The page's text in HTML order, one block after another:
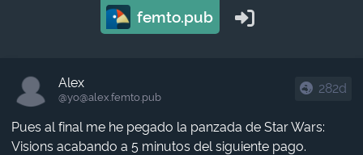
femto.pub
Alex
@yo​@alex.femto.pub
282d
Pues al final me he pegado la panzada de Star Wars:
Visions acabando a 5 minutos del siguiente pago.